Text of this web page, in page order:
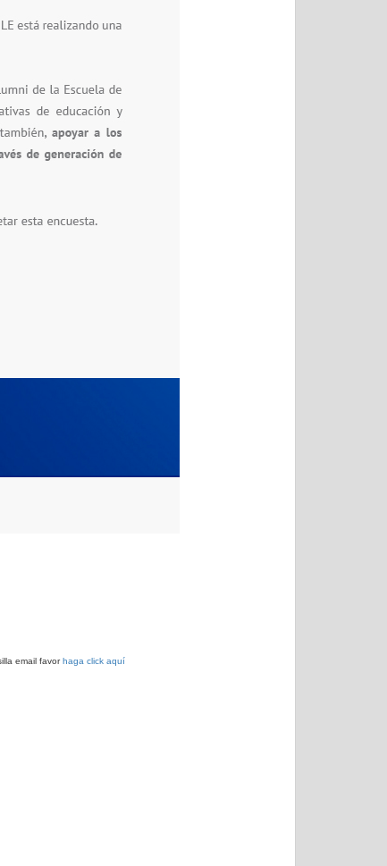
email favorhaga click aquí